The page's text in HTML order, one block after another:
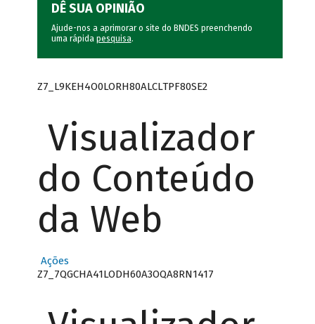
DÊ SUA OPINIÃO
Ajude-nos a aprimorar o site do BNDES preenchendo
uma rápida pesquisa.
Z7_L9KEH4O0LORH80ALCLTPF80SE2
Visualizador
do Conteúdo
da Web
Ações
Z7_7QGCHA41LODH60A3OQA8RN1417